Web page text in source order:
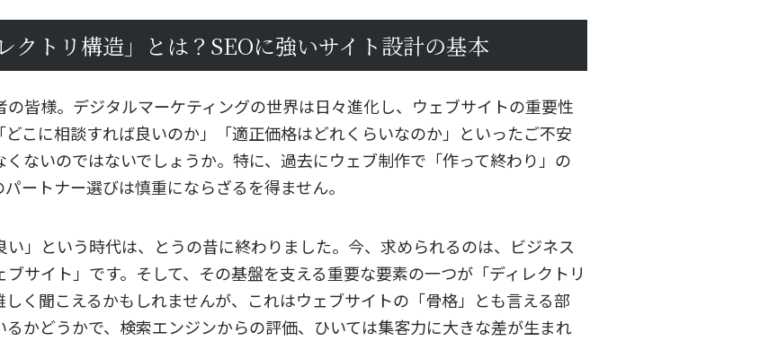
クトリ構造」とは？SEOに強いサイト設計の基本
皆様。デジタルマーケティングの世界は日々進化し、ウェブサイトの重要性
こに相談すれば良いのか」「適正価格はどれくらいなのか」といったご不安
ないのではないでしょうか。特に、過去にウェブ制作で「作って終わり」の
ートナー選びは慎重にならざるを得ません。
い」という時代は、とうの昔に終わりました。今、求められるのは、ビジネス
サイト」です。そして、その基盤を支える重要な要素の一つが「ディレクトリ
く聞こえるかもしれませんが、これはウェブサイトの「骨格」とも言える部
かどうかで、検索エンジンからの評価、ひいては集客力に大きな差が生まれ